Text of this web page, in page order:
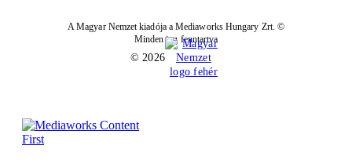
A Magyar Nemzet kiadója a Mediaworks Hungary Zrt. ©
Minden jog fenntartva
© 2026